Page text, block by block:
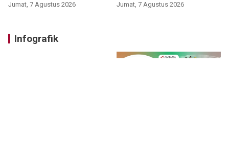
Jumat, 7 Agustus 2026 Jumat, 7 Agustus 2026
Infografik